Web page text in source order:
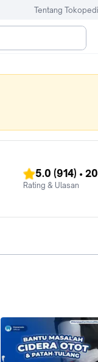
Tentang
5.0 (914) •
Rating & Ulasan